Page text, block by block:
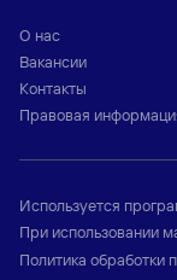
О нас
Вакансии
Контакты
Правовая
Используется
При использовании
Политика обработки